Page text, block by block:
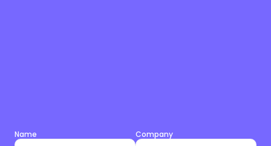
Name Company